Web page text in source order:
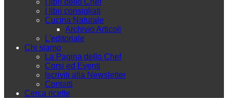
I libri consigliati
Cucina Naturale
Archivio Articoli
L'editoriale
Chi siamo
La Pagina dello Chef
Corsi ed Eventi
Iscriviti alla Newsletter
Contatti
Cerca ricette